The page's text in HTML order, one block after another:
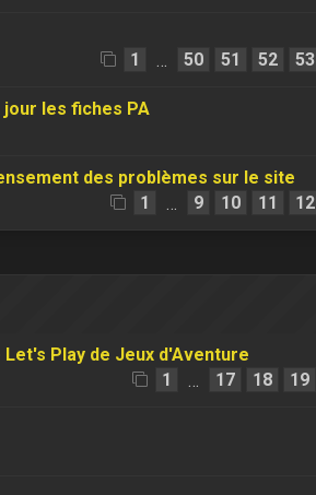
1 50 51 52 53
les fiches PA
des problèmes sur le site
1 9 10 11 12
Play de Jeux d'Aventure
1 17 18 19